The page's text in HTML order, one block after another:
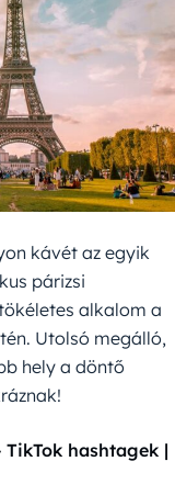
kávét az egyik
párizsi
alkalom a
Utolsó megálló,
hely a döntő
hashtagek |